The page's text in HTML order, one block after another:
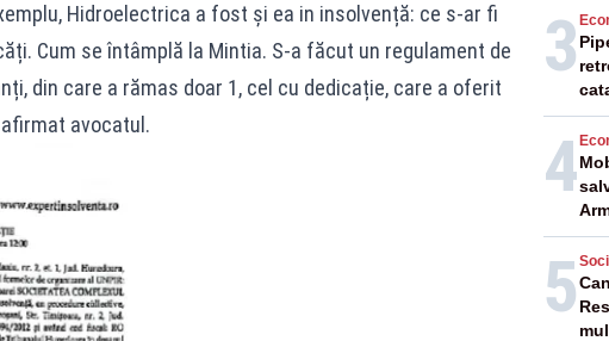
Hidroelectrica a fost și ea in insolvență: ce s-ar fi
Cum se întâmplă la Mintia. S-a făcut un regulament de
din care a rămas doar 1, cel cu dedicație, care a oferit
avocatul.
3
4
5